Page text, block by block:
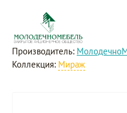
Производитель:
Коллекция: Мираж